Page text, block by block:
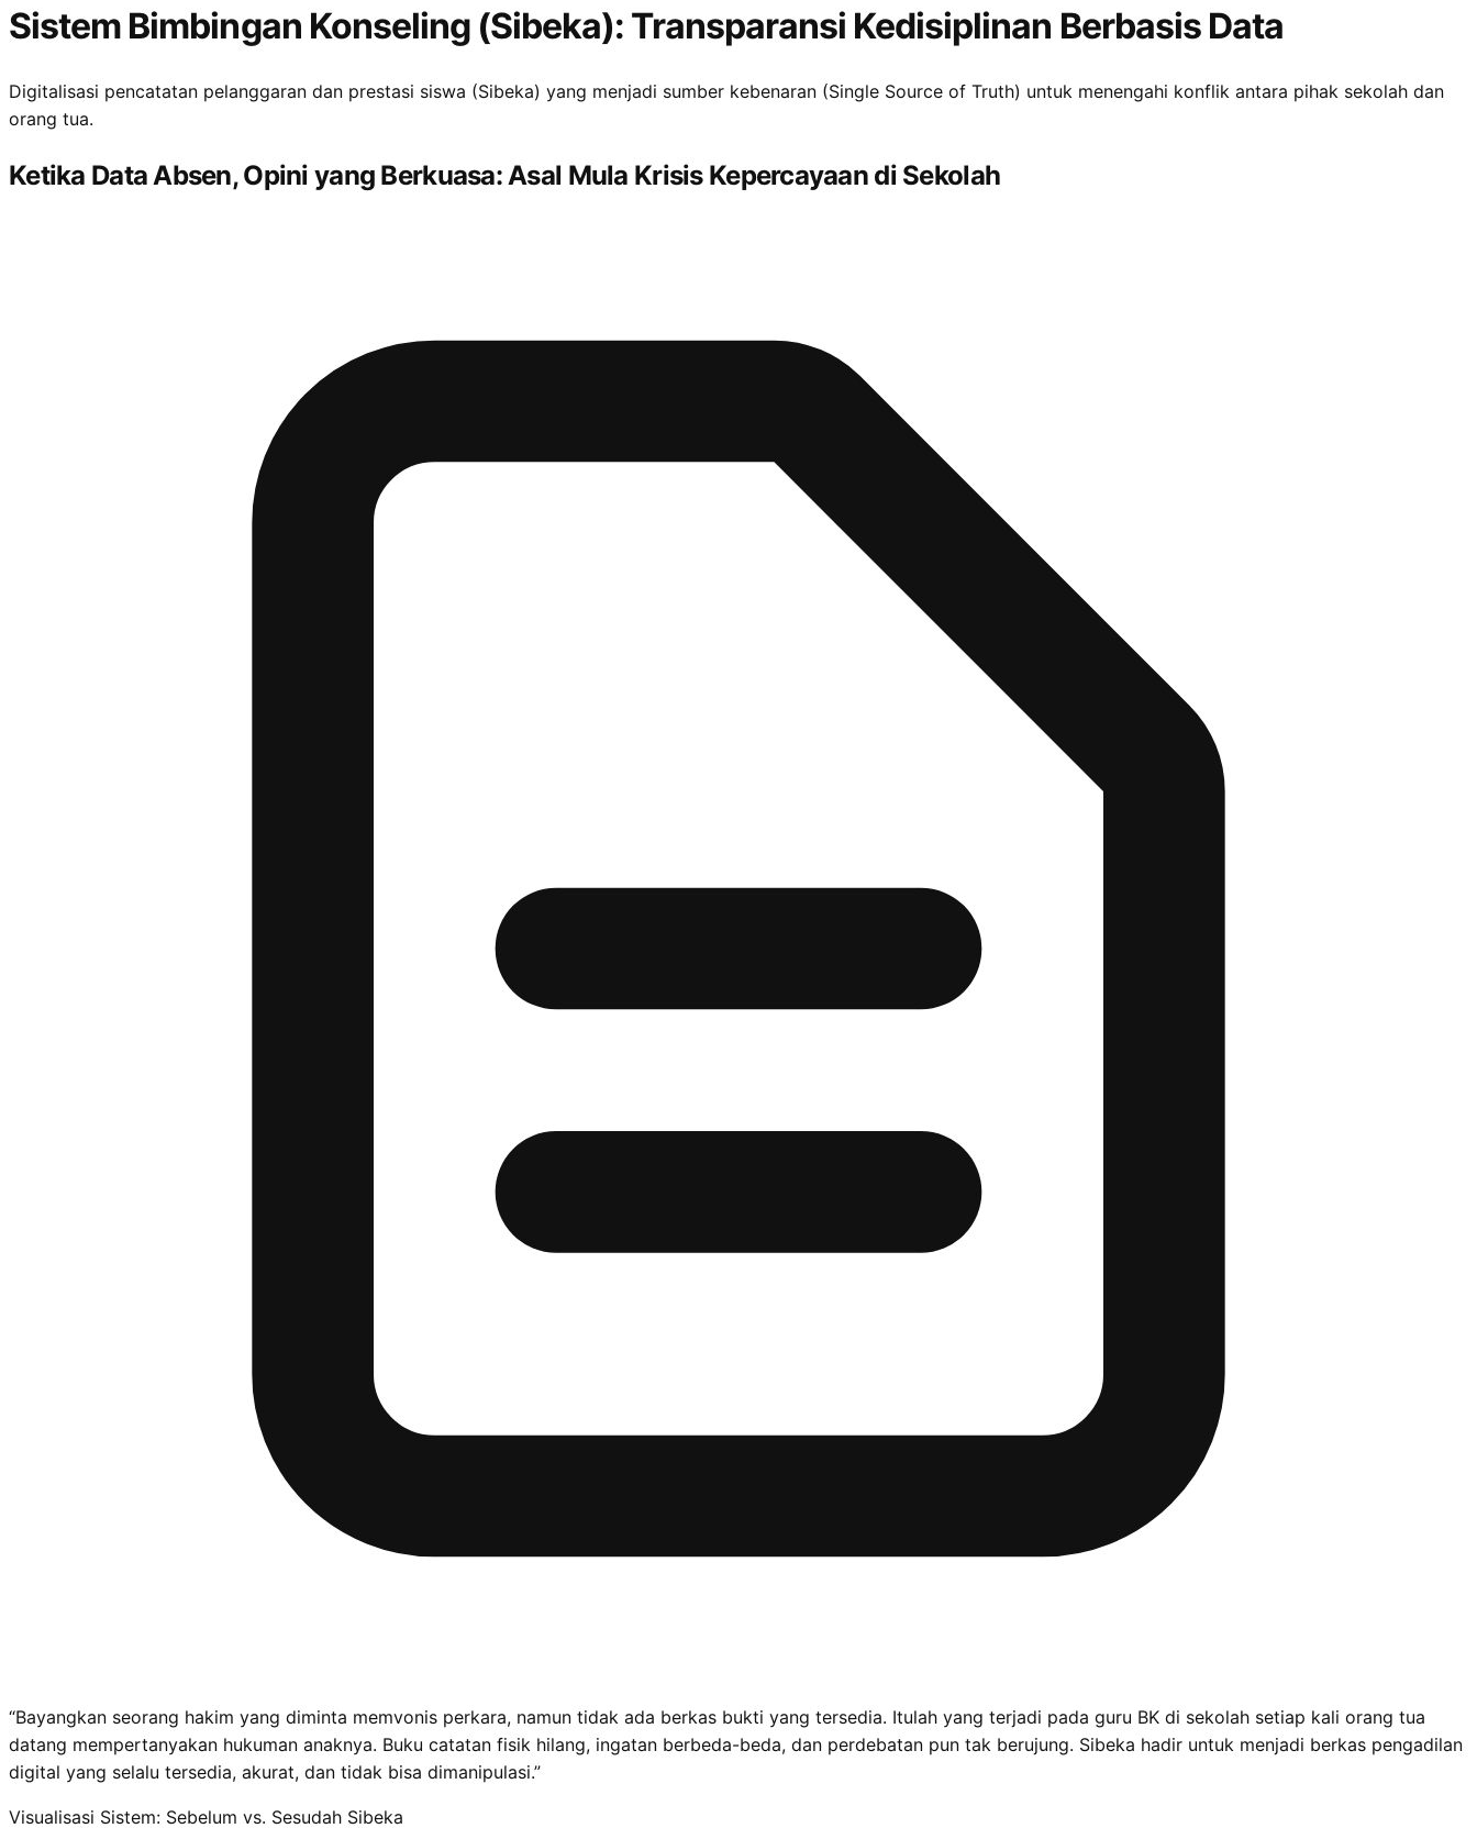
Sistem Bimbingan Konseling (Sibeka): Transparansi Kedisiplinan Berbasis Data
Digitalisasi pencatatan pelanggaran dan prestasi siswa (Sibeka) yang menjadi sumber kebenaran (Single Source of Truth) untuk menengahi konflik antara pihak sekolah dan
orang tua.
Ketika Data Absen, Opini yang Berkuasa: Asal Mula Krisis Kepercayaan di Sekolah
“Bayangkan seorang hakim yang diminta memvonis perkara, namun tidak ada berkas bukti yang tersedia. Itulah yang terjadi pada guru BK di sekolah setiap kali orang tua
datang mempertanyakan hukuman anaknya. Buku catatan fisik hilang, ingatan berbeda-beda, dan perdebatan pun tak berujung. Sibeka hadir untuk menjadi berkas pengadilan
digital yang selalu tersedia, akurat, dan tidak bisa dimanipulasi.”
Visualisasi Sistem: Sebelum vs. Sesudah Sibeka